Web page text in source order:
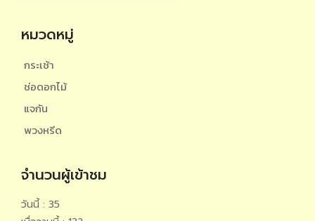
หมวดหมู่
กระเช้า
ช่อดอกไม้
แจกัน
พวงหรีด
จำนวนผู้เข้าชม
วันนี้ : 35